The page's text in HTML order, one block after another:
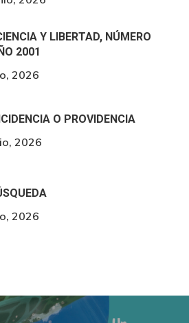
Y LIBERTAD, NÚMERO
2001
2026
O PROVIDENCIA
2026
2026